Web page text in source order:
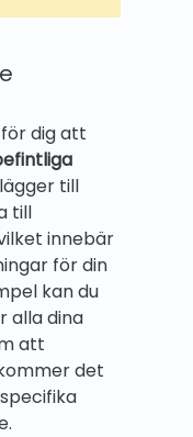
dig att
till
till
innebär
för din
kan du
alla dina
att
det